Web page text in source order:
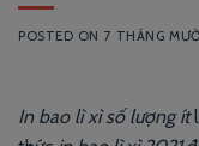
POSTED ON 7 THÁNG
In bao lì xì số lượng ít